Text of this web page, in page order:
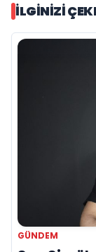
İLGINIZI
GÜNDEM